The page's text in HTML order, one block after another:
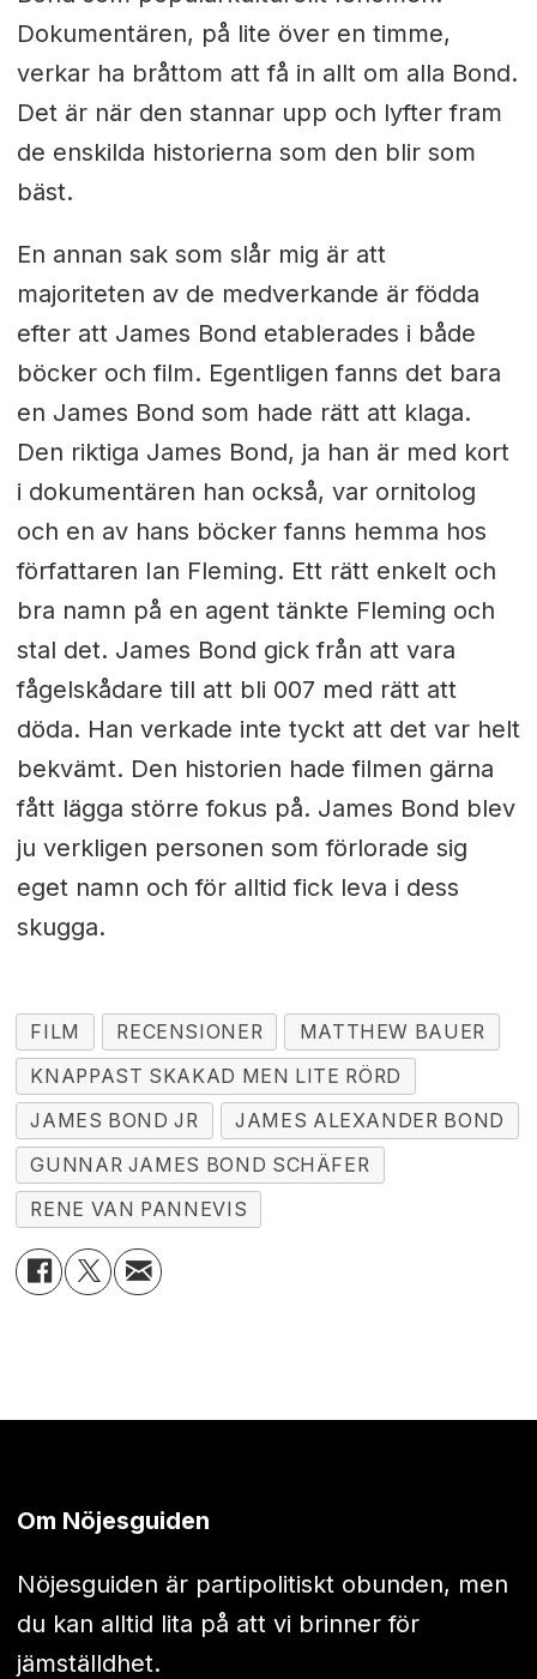
Dokumentären, på lite över en timme,
verkar ha bråttom att få in allt om alla Bond.
Det är när den stannar upp och lyfter fram
de enskilda historierna som den blir som
bäst.
En annan sak som slår mig är att
majoriteten av de medverkande är födda
efter att James Bond etablerades i både
böcker och film. Egentligen fanns det bara
en James Bond som hade rätt att klaga.
Den riktiga James Bond, ja han är med kort
i dokumentären han också, var ornitolog
och en av hans böcker fanns hemma hos
författaren Ian Fleming. Ett rätt enkelt och
bra namn på en agent tänkte Fleming och
stal det. James Bond gick från att vara
fågelskådare till att bli 007 med rätt att
döda. Han verkade inte tyckt att det var helt
bekvämt. Den historien hade filmen gärna
fått lägga större fokus på. James Bond blev
ju verkligen personen som förlorade sig
eget namn och för alltid fick leva i dess
skugga.
FILM RECENSIONER
MATTHEW BAUER
KNAPPAST SKAKAD MEN LITE RÖRD
JAMES BOND JR
JAMES ALEXANDER BOND
GUNNAR JAMES BOND SCHÄFER
RENE VAN PANNEVIS
Om Nöjesguiden
Nöjesguiden är partipolitiskt obunden, men
du kan alltid lita på att vi brinner för
jämställdhet.